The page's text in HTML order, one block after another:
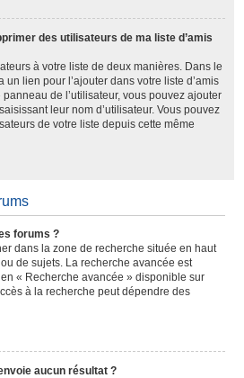
des utilisateurs de ma liste d’amis
à votre liste de deux manières. Dans le
lien pour l’ajouter dans votre liste d’amis
de l’utilisateur, vous pouvez ajouter
leur nom d’utilisateur. Vous pouvez
de votre liste depuis cette même
forums ?
dans la zone de recherche située en haut
de sujets. La recherche avancée est
« Recherche avancée » disponible sur
à la recherche peut dépendre des
aucun résultat ?